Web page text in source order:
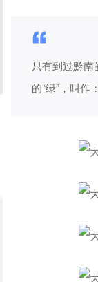
只有到过黔
的“绿”，叫作